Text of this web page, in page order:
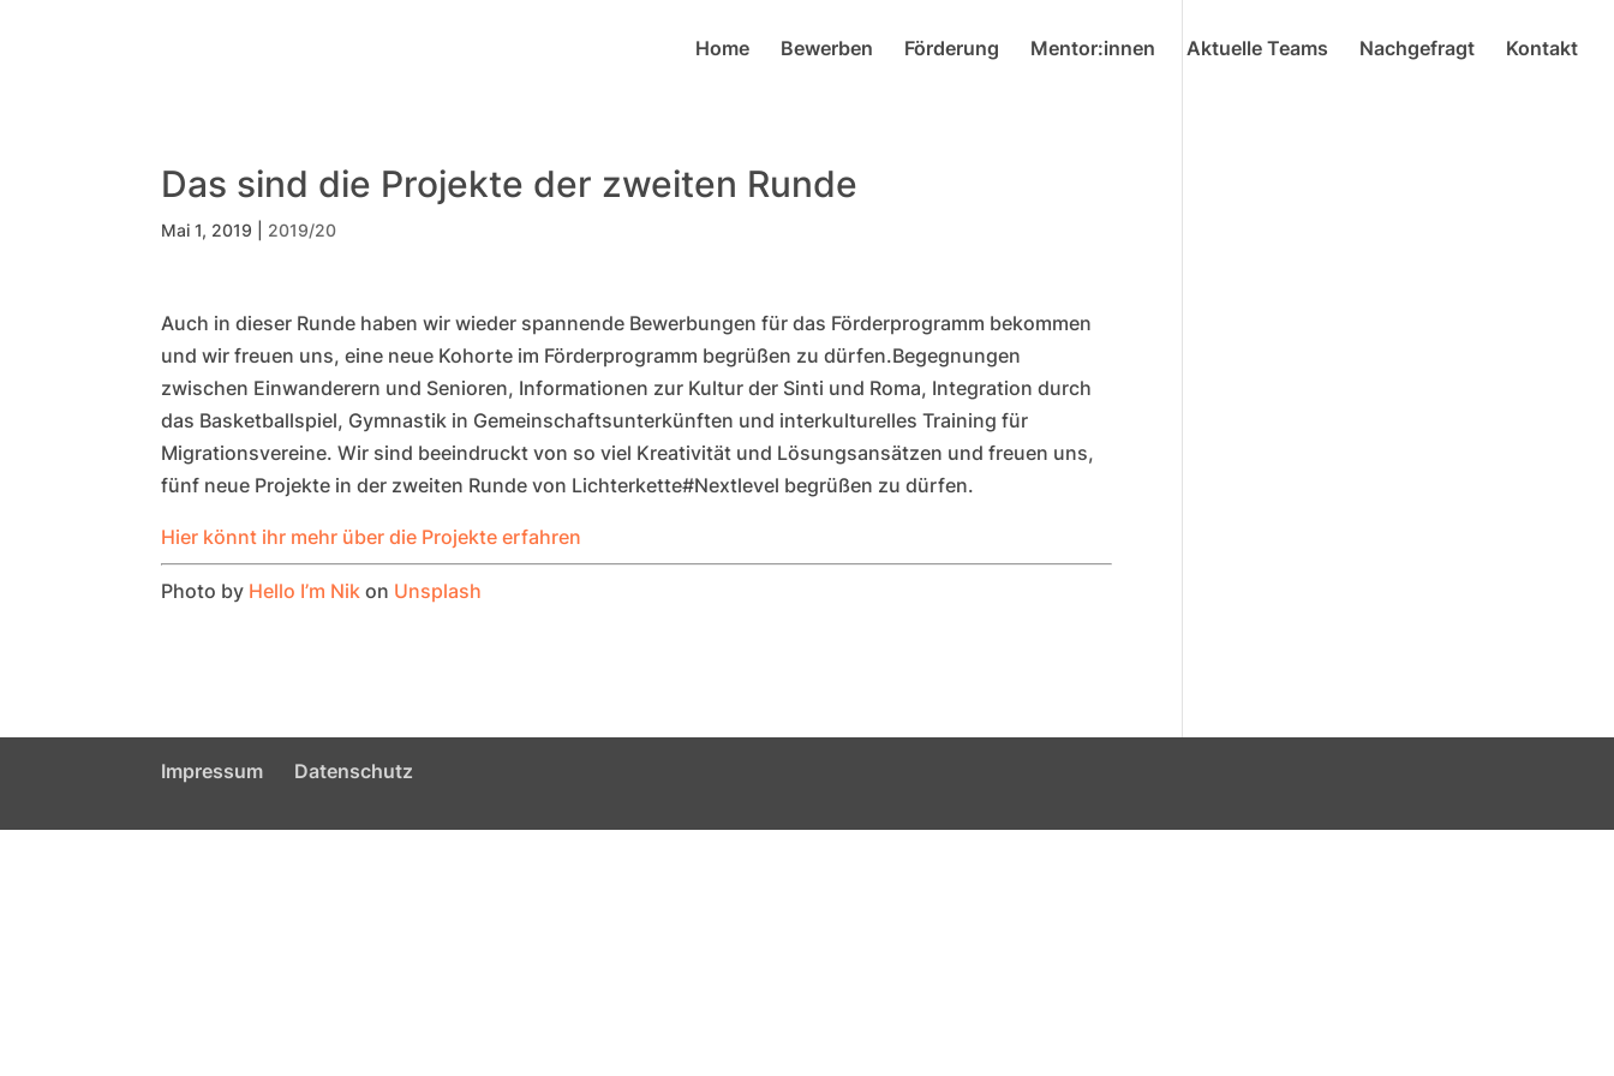
Home Bewerben Förderung Mentor:innen Aktuelle Teams Nachgefragt Kontakt
Das sind die Projekte der zweiten Runde
Mai 1, 2019 2019/20
Auch in dieser Runde haben wir wieder spannende Bewerbungen für das Förderprogramm bekommen
und wir freuen uns, eine neue Kohorte im Förderprogramm begrüßen zu dürfen.Begegnungen
zwischen Einwanderern und Senioren, Informationen zur Kultur der Sinti und Roma, Integration durch
das Basketballspiel, Gymnastik in Gemeinschaftsunterkünften und interkulturelles Training für
Migrationsvereine. Wir sind beeindruckt von so viel Kreativität und Lösungsansätzen und freuen uns,
fünf neue Projekte in der zweiten Runde von Lichterkette#Nextlevel begrüßen zu dürfen.
Hier könnt ihr mehr über die Projekte erfahren
Photo by Hello I’m Nikon Unsplash
Impressum Datenschutz